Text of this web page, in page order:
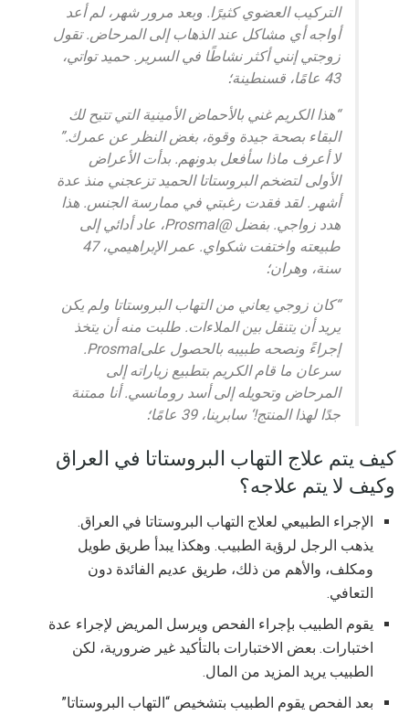
التركيب العضوي كثيرًا. وبعد مرور شهر، لم أعد
أواجه أي مشاكل عند الذهاب إلى المرحاض. تقول
زوجتي إنني أكثر نشاطًا في السرير. حميد تواتي،
43 عامًا، قسنطينة؛
“هذا الكريم غني بالأحماض الأمينية التي تتيح لك
البقاء بصحة جيدة وقوة، بغض النظر عن عمرك.”
لا أعرف ماذا سأفعل بدونهم. بدأت الأعراض
الأولى لتضخم البروستاتا الحميد تزعجني منذ عدة
أشهر. لقد فقدت رغبتي في ممارسة الجنس. هذا
هدد زواجي. بفضل @Prosmal، عاد أدائي إلى
طبيعته واختفت شكواي. عمر الإبراهيمي، 47
سنة، وهران؛
“كان زوجي يعاني من التهاب البروستاتا ولم يكن
يريد أن يتنقل بين الملاءات. طلبت منه أن يتخذ
إجراءً ونصحه طبيبه بالحصول علىProsmal.
سرعان ما قام الكريم بتطبيع زياراته إلى
المرحاض وتحويله إلى أسد رومانسي. أنا ممتنة
جدًا لهذا المنتج!‘ سابرينا، 39 عامًا؛
كيف يتم علاج التهاب البروستاتا في العراق
وكيف لا يتم علاجه؟
الإجراء الطبيعي لعلاج التهاب البروستاتا في العراق.
يذهب الرجل لرؤية الطبيب. وهكذا يبدأ طريق طويل
ومكلف، والأهم من ذلك، طريق عديم الفائدة دون
التعافي.
يقوم الطبيب بإجراء الفحص ويرسل المريض لإجراء عدة
اختبارات. بعض الاختبارات بالتأكيد غير ضرورية، لكن
الطبيب يريد المزيد من المال.
بعد الفحص يقوم الطبيب بتشخيص “التهاب البروستاتا”